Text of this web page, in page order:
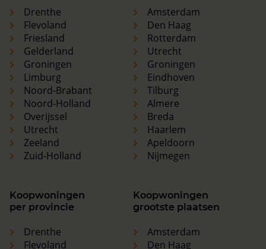
Drenthe
Flevoland
Friesland
Gelderland
Groningen
Limburg
Noord-Brabant
Noord-Holland
Overijssel
Utrecht
Zeeland
Zuid-Holland
Amsterdam
Den Haag
Rotterdam
Utrecht
Groningen
Eindhoven
Tilburg
Almere
Breda
Haarlem
Apeldoorn
Nijmegen
Koopwoningen
per provincie
Drenthe
Flevoland
Koopwoningen
grootste plaatsen
Amsterdam
Den Haag